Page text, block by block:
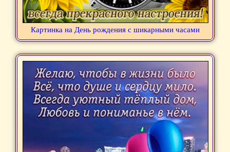
Картинка на День рождения с шикарными часами